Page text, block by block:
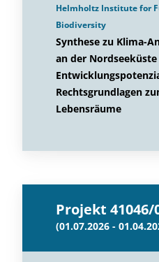
Helmholtz Institute for
Biodiversity
Synthese zu Klima-
an der Nordseeküste
Rechtsgrundlagen
Lebensräume
Projekt 41046/
(01.07.2026 -